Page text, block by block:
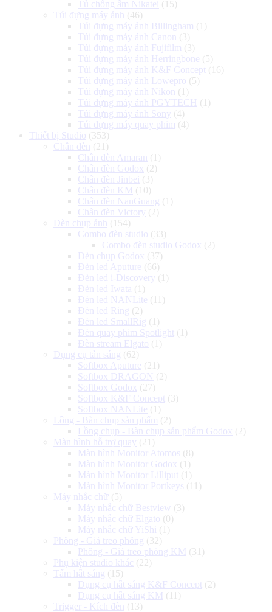
Tủ chống ẩm Nikatei (15)
Túi đựng máy ảnh
(46)
Túi đựng máy ảnh Billingham (1)
Túi đựng máy ảnh Canon
(3)
Túi đựng máy ảnh Fujifilm (3)
Túi đựng máy ảnh Herringbone (5)
Túi đựng máy ảnh K&F Concept (16)
Túi đựng máy ảnh Lowepro (5)
Túi đựng máy ảnh Nikon
(1)
Túi đựng máy ảnh PGYTECH
(1)
Túi đựng máy ảnh Sony (4)
Túi đựng máy quay phim (4)
Thiết bị Studio (353)
Chân đèn
(21)
Chân đèn Amaran
(1)
Chân đèn Godox (2)
Chân đèn Jinbei (3)
Chân đèn KM (10)
Chân đèn NanGuang (1)
Chân đèn Victory (2)
Đèn chụp ảnh
(154)
Combo đèn studio (33)
Combo đèn studio Godox (2)
Đèn chụp Godox (37)
Đèn led Aputure (66)
Đèn led i-Discovery (1)
Đèn led Iwata (1)
Đèn led NANLite (11)
Đèn led Ring (2)
Đèn led SmallRig (1)
Đèn quay phim Spotlight (1)
Đèn stream Elgato (1)
Dụng cụ tản sáng (62)
Softbox Aputure (21)
Softbox DRAGON (2)
Softbox Godox (27)
Softbox K&F Concept (3)
Softbox NANLite (1)
Lồng - Bàn chụp sản phẩm (2)
Lồng chụp - Bàn chụp sản phẩm Godox (2)
Màn hình hỗ trợ quay (21)
Màn hình Monitor Atomos (8)
Màn hình Monitor Godox (1)
Màn hình Monitor Lilliput (1)
Màn hình Monitor Portkeys (11)
Máy nhắc chữ (5)
Máy nhắc chữ Bestview (3)
Máy nhắc chữ Elgato (0)
Máy nhắc chữ YiShi
(1)
Phông - Giá treo phông (32)
Phông - Giá treo phông KM (31)
Phụ kiện studio khác (22)
Tấm hắt sáng (15)
Dụng cụ hắt sáng K&F Concept (2)
Dụng cụ hắt sáng KM (11)
Trigger - Kích đèn
(13)